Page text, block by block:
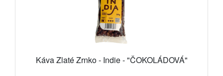
Káva Zlaté Zrnko - Indie - "ČOKOLÁDOVÁ"